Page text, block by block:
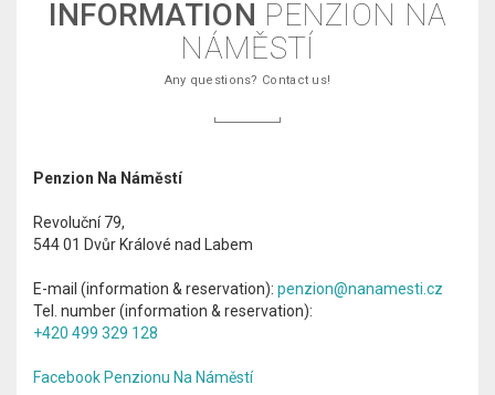
INFORMATION PENZION NA
NÁMĚSTÍ
Any questions? Contact us!
Penzion Na Náměstí
Revoluční 79,
544 01 Dvůr Králové nad Labem
E-mail (information & reservation): penzion@nanamesti.cz
Tel. number (information & reservation):
+420 499 329 128
Facebook Penzionu Na Náměstí